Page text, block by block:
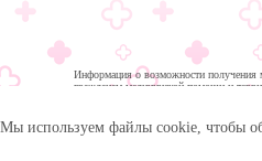
Мы используем файлы cookie, чтобы
Информация о возможности получения
гражданам медицинской помощи и
© 2026 - Медика Плюс